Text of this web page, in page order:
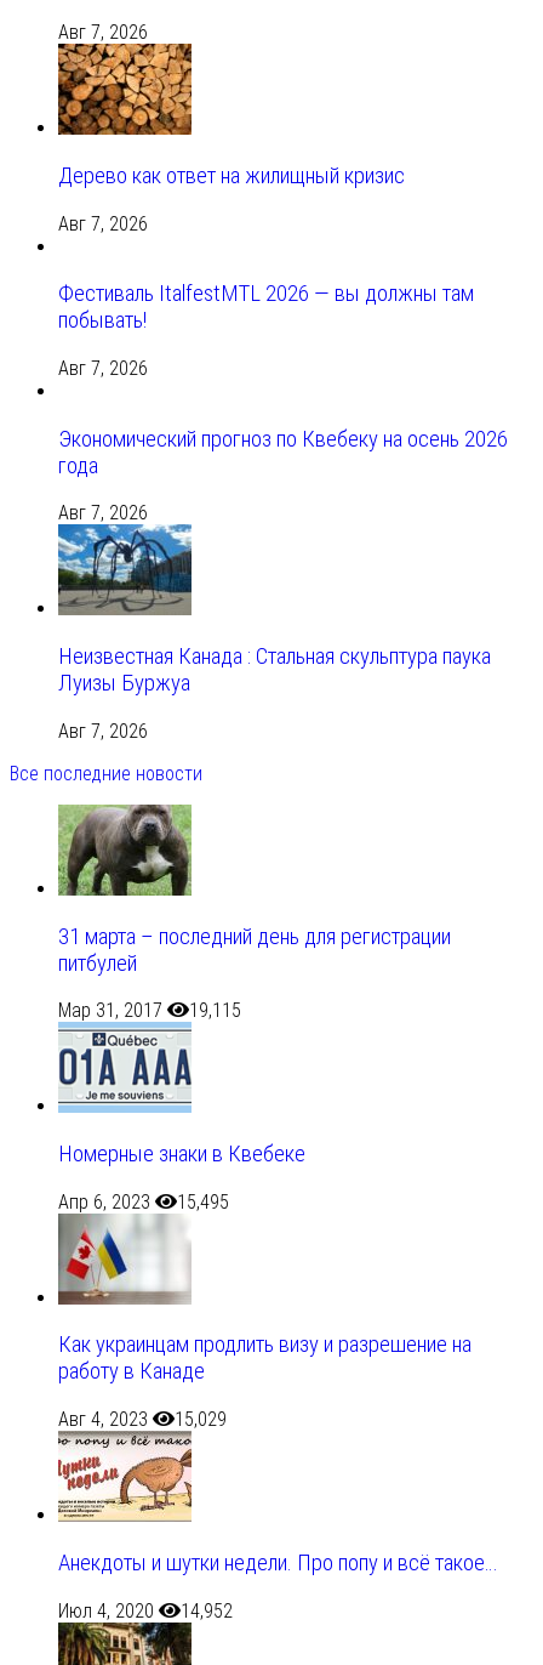
Авг 7, 2026
Дерево как ответ на жилищный кризис
Авг 7, 2026
Фестиваль ItalfestMTL 2026 — вы должны там
побывать!
Авг 7, 2026
Экономический прогноз по Квебеку на осень 2026
года
Авг 7, 2026
Неизвестная Канада : Стальная скульптура паука
Луизы Буржуа
Авг 7, 2026
Все последние новости
31 марта – последний день для регистрации
питбулей
Мар 31, 2017 19,115
Номерные знаки в Квебеке
Апр 6, 2023 15,495
Как украинцам продлить визу и разрешение на
работу в Канаде
Авг 4, 2023 15,029
Анекдоты и шутки недели. Про попу и всё такое…
Июл 4, 2020 14,952